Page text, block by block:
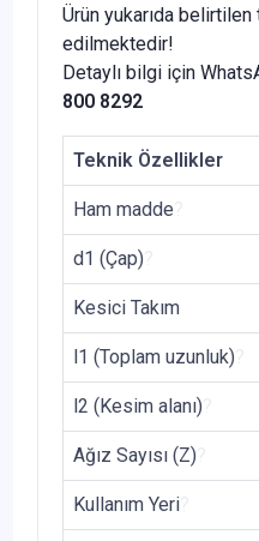
Ürün yukarıda
edilmektedir!
Detaylı bilgi için
800 8292
Teknik Özellikler
Ham madde
d1 (Çap)
Kesici Takım
l1 (Toplam uzunluk)
l2 (Kesim alanı)
Ağız Sayısı (Z)
Kullanım Yeri